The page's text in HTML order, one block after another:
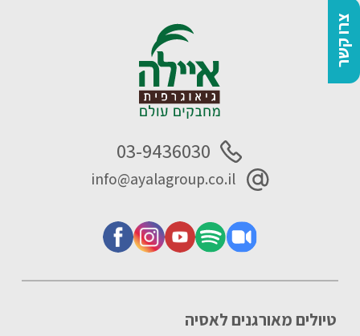
צרו קשר
טיולים מאורגנים לאסיה
03-9436030
info@ayalagroup.co.il